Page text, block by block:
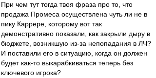
При чем тут тогда твоя фраза про то, что
продажа Промеса осуществлена чуть ли не в
пику Каррере, которому вот так
демонстративно показали, как закрыли дыру в
бюджете, возникшую из-за непопадания в ЛЧ?
И поставили его в ситуацию, когда он должен
будет как-то выкарабкиваться теперь без
ключевого игрока?